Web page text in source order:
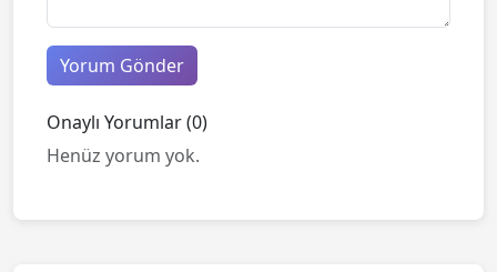
Yorum Gönder
Onaylı Yorumlar (0)
Henüz yorum yok.